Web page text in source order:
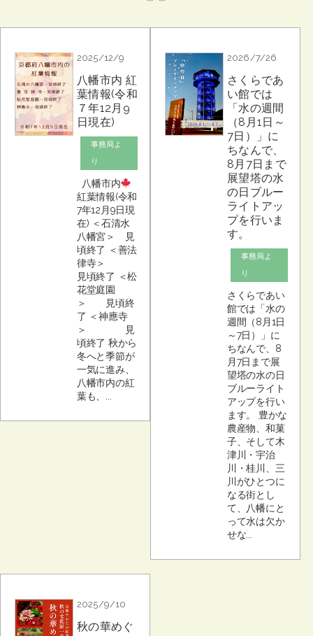
2025/12/9
八幡市内 紅
葉情報(令和
７年12月9
日現在)
事務局よ
り
八幡市内
紅葉情報(令和
7年12月9日現
在) ＜石清水
八幡宮＞ 見
頃終了 ＜善法
律寺＞
見頃終了 ＜松
花堂庭園
＞ 見頃終
了 ＜神應寺
＞ 見
頃終了 秋から
冬へと季節が
一気に進み、
八幡市内の紅
葉も、...
2026/7/26
さくらであ
い館では
「水の週間
（8月1日～
7日）」に
ちなんで、
8月7日まで
展望塔の水
の日ブルー
ライトアッ
プを行いま
す。
事務局よ
り
さくらであい
館では「水の
週間（8月1日
～7日）」に
ちなんで、8
月7日まで展
望塔の水の日
ブルーライト
アップを行い
ます。 豊かな
農産物、和菓
子、そして木
津川・宇治
川・桂川、三
川がひとつに
なる街とし
て、八幡にと
って水は欠か
せな...
2025/9/10
秋の華めぐ